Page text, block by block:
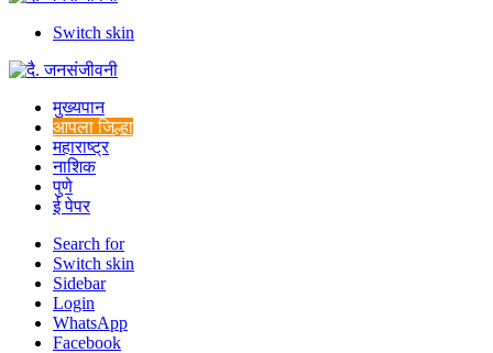
Switch skin
मुख्यपान
आपला जिल्हा
महाराष्ट्र
नाशिक
पुणे
ई पेपर
Search for
Switch skin
Sidebar
Login
WhatsApp
Facebook